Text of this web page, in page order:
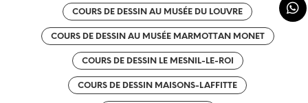
COURS DE DESSIN AU MUSÉE DU LOUVRE
COURS DE DESSIN AU MUSÉE MARMOTTAN MONET
COURS DE DESSIN LE MESNIL-LE-ROI
COURS DE DESSIN MAISONS-LAFFITTE